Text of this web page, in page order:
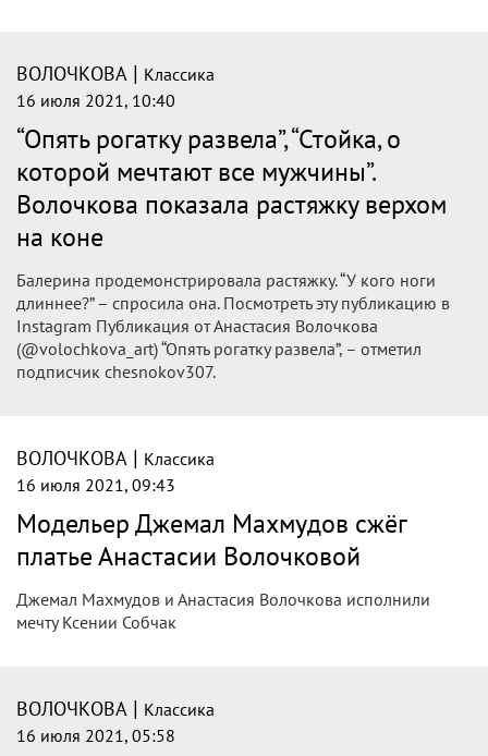
ВОЛОЧКОВА | Классика
16 июля 2021, 10:40
“Опять рогатку развела”, “Стойка, о
которой мечтают все мужчины”.
Волочкова показала растяжку верхом
на коне
Балерина продемонстрировала растяжку. “У кого ноги
длиннее?” – спросила она. Посмотреть эту публикацию в
Instagram Публикация от Анастасия Волочкова
(@volochkova_art) “Опять рогатку развела”, – отметил
подписчик chesnokov307.
ВОЛОЧКОВА | Классика
16 июля 2021, 09:43
Модельер Джемал Махмудов сжёг
платье Анастасии Волочковой
Джемал Махмудов и Анастасия Волочкова исполнили
мечту Ксении Собчак
ВОЛОЧКОВА | Классика
16 июля 2021, 05:58